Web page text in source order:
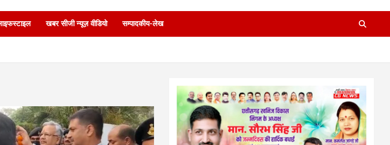
खबर सीजी न्यूज़ वीडियो सम्पादकीय-लेख